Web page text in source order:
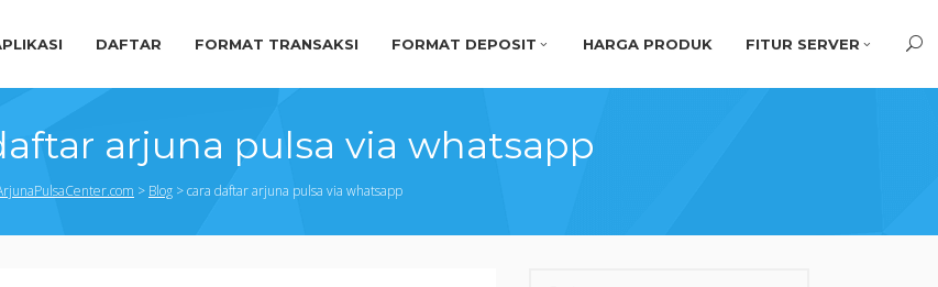
DAFTAR FORMAT TRANSAKSI FORMAT DEPOSIT HARGA PRODUK FITUR SERVER
arjuna pulsa via whatsapp
> Blog >cara daftar arjuna pulsa via whatsapp